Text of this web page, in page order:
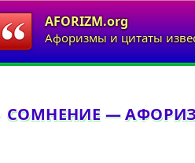
AFORIZM.org
Афоризмы и цитаты
СОМНЕНИЕ —